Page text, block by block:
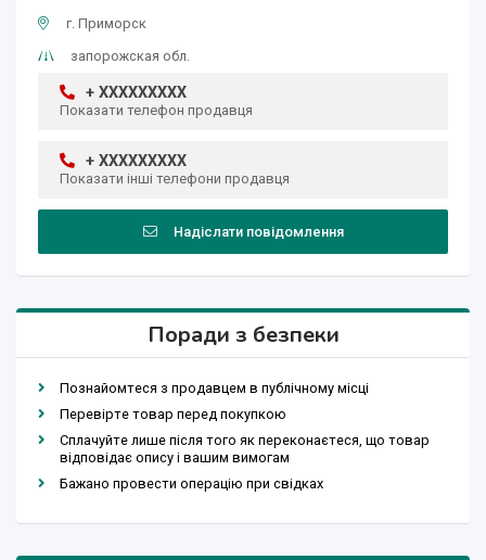
г. Приморск
запорожская обл.
+ XXXXXXXXX
Показати телефон продавця
+ XXXXXXXXX
Показати інші телефони продавця
Надіслати повідомлення
Поради з безпеки
Познайомтеся з продавцем в публічному місці
Перевірте товар перед покупкою
Сплачуйте лише після того як переконаєтеся, що товар
відповідає опису і вашим вимогам
Бажано провести операцію при свідках